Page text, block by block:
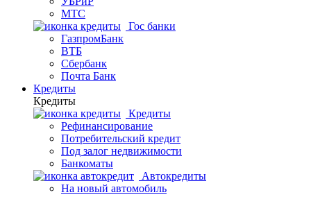
МТС
Гос банки
ГазпромБанк
ВТБ
Сбербанк
Почта Банк
Кредиты
Кредиты
Кредиты
Рефинансирование
Потребительский кредит
Под залог недвижимости
Банкоматы
Автокредиты
На новый автомобиль